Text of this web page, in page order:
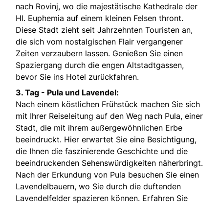
nach Rovinj, wo die majestätische Kathedrale der
Hl. Euphemia auf einem kleinen Felsen thront.
Diese Stadt zieht seit Jahrzehnten Touristen an,
die sich vom nostalgischen Flair vergangener
Zeiten verzaubern lassen. Genießen Sie einen
Spaziergang durch die engen Altstadtgassen,
bevor Sie ins Hotel zurückfahren.
3. Tag - Pula und Lavendel:
Nach einem köstlichen Frühstück machen Sie sich
mit Ihrer Reiseleitung auf den Weg nach Pula, einer
Stadt, die mit ihrem außergewöhnlichen Erbe
beeindruckt. Hier erwartet Sie eine Besichtigung,
die Ihnen die faszinierende Geschichte und die
beeindruckenden Sehenswürdigkeiten näherbringt.
Nach der Erkundung von Pula besuchen Sie einen
Lavendelbauern, wo Sie durch die duftenden
Lavendelfelder spazieren können. Erfahren Sie